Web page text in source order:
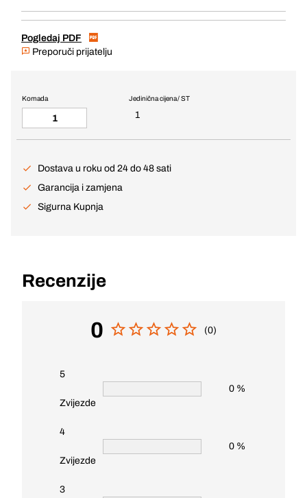
Pogledaj PDF
Preporuči prijatelju
Jedinična cijena / ST
1
Komada
Dostava u roku od 24 do 48 sati
Garancija i zamjena
Sigurna Kupnja
Recenzije
0 (0)
5
Zvijezde
0 %
4
Zvijezde
0 %
3